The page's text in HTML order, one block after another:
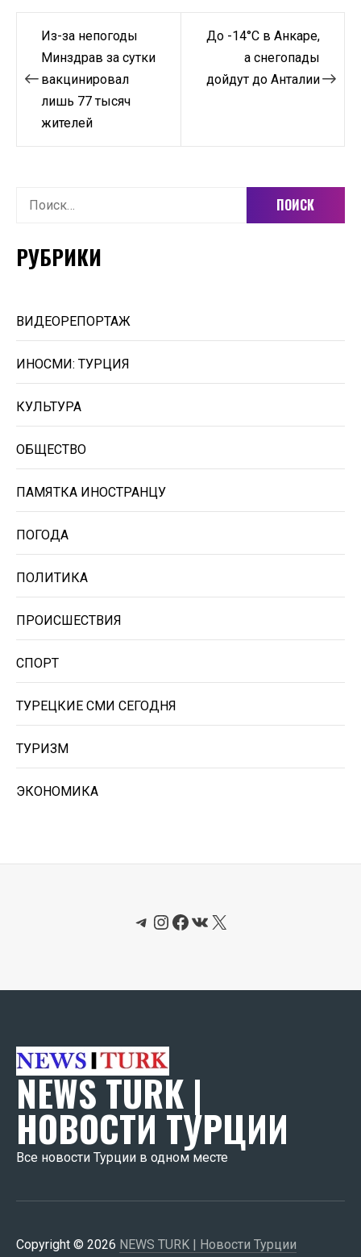
Навигация
записям
Из-за непогоды
Минздрав за сутки
вакцинировал
лишь 77 тысяч
жителей
До -14°С в Анкаре,
а снегопады
дойдут до Анталии
Найти:
РУБРИКИ
ВИДЕОРЕПОРТАЖ
ИНОСМИ: ТУРЦИЯ
КУЛЬТУРА
ОБЩЕСТВО
ПАМЯТКА ИНОСТРАНЦУ
ПОГОДА
ПОЛИТИКА
ПРОИСШЕСТВИЯ
СПОРТ
ТУРЕЦКИЕ СМИ СЕГОДНЯ
ТУРИЗМ
ЭКОНОМИКА
Telegram
Instagram
Facebook
ВКонтакте
X
NEWS TURK |
НОВОСТИ ТУРЦИИ
Все новости Турции в одном месте
Copyright © 2026 NEWS TURK | Новости Турции